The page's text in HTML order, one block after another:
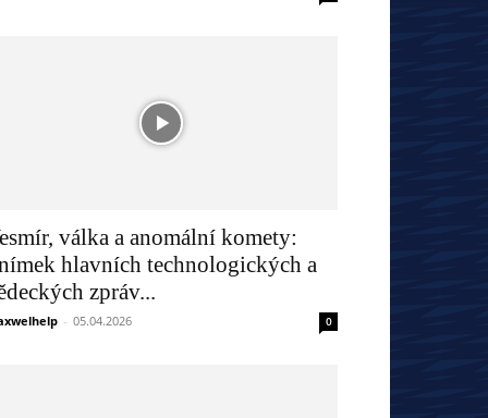
válka a anomální komety:
hlavních technologických a
zpráv...
- 05.04.2026 0